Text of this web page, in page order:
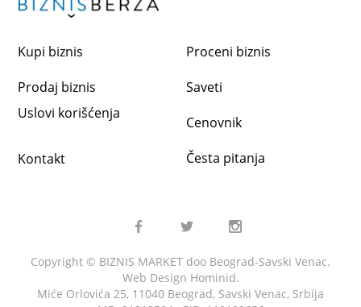
Kupi biznis
Prodaj biznis
Proceni biznis
Saveti
Uslovi korišćenja
Kontakt
Cenovnik
Česta pitanja
Copyright © BIZNIS MARKET doo Beograd-Savski Venac.
Web Design Hominid.
Miće Orlovića 25, 11040 Beograd, Savski Venac, Srbija